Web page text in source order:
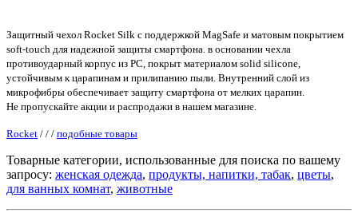
Защитный чехол Rocket Silk с поддержкой MagSafe и матовым покрытием
soft-touch для надежной защиты смартфона. в основании чехла
противоударный корпус из PC, покрыт материалом solid silicone,
устойчивым к царапинам и прилипанию пыли. Внутренний слой из
микрофибры обеспечивает защиту смартфона от мелких царапин.
Не пропускайте акции и распродажи в нашем магазине.
Rocket / / / подобные товары
Товарные категории, использованные для поиска по вашему
запросу: женская одежда, продукты, напитки, табак, цветы,
для ванных комнат, животные